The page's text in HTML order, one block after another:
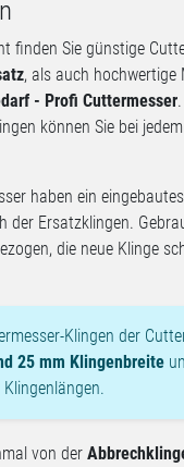
finden Sie günstige
, als auch hochwertige
- Profi Cuttermesser
können Sie bei
haben ein
der Ersatzklingen.
die neue Klinge
Klingen der
25 mm Klingenbreite
von der